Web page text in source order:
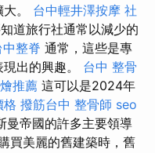
。 台中輕井澤按摩 社
道旅行社通常以減少的
中整脊 通常，這些是專
出的興趣。 台中 整骨
推薦 這可以是2024年
格 撥筋台中 整骨師 seo
曼帝國的許多主要領導
買美麗的舊建築時，舊